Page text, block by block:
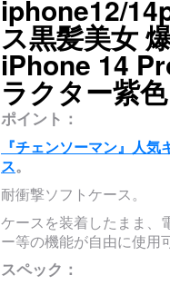
iphone12/
ス黒髪美女
iPhone 14
ラクター紫色
ポイント：
『チェンソーマン』人
ス。
耐衝撃ソフトケース。
ケースを装着したまま、
ー等の機能が自由に使用
スペック：